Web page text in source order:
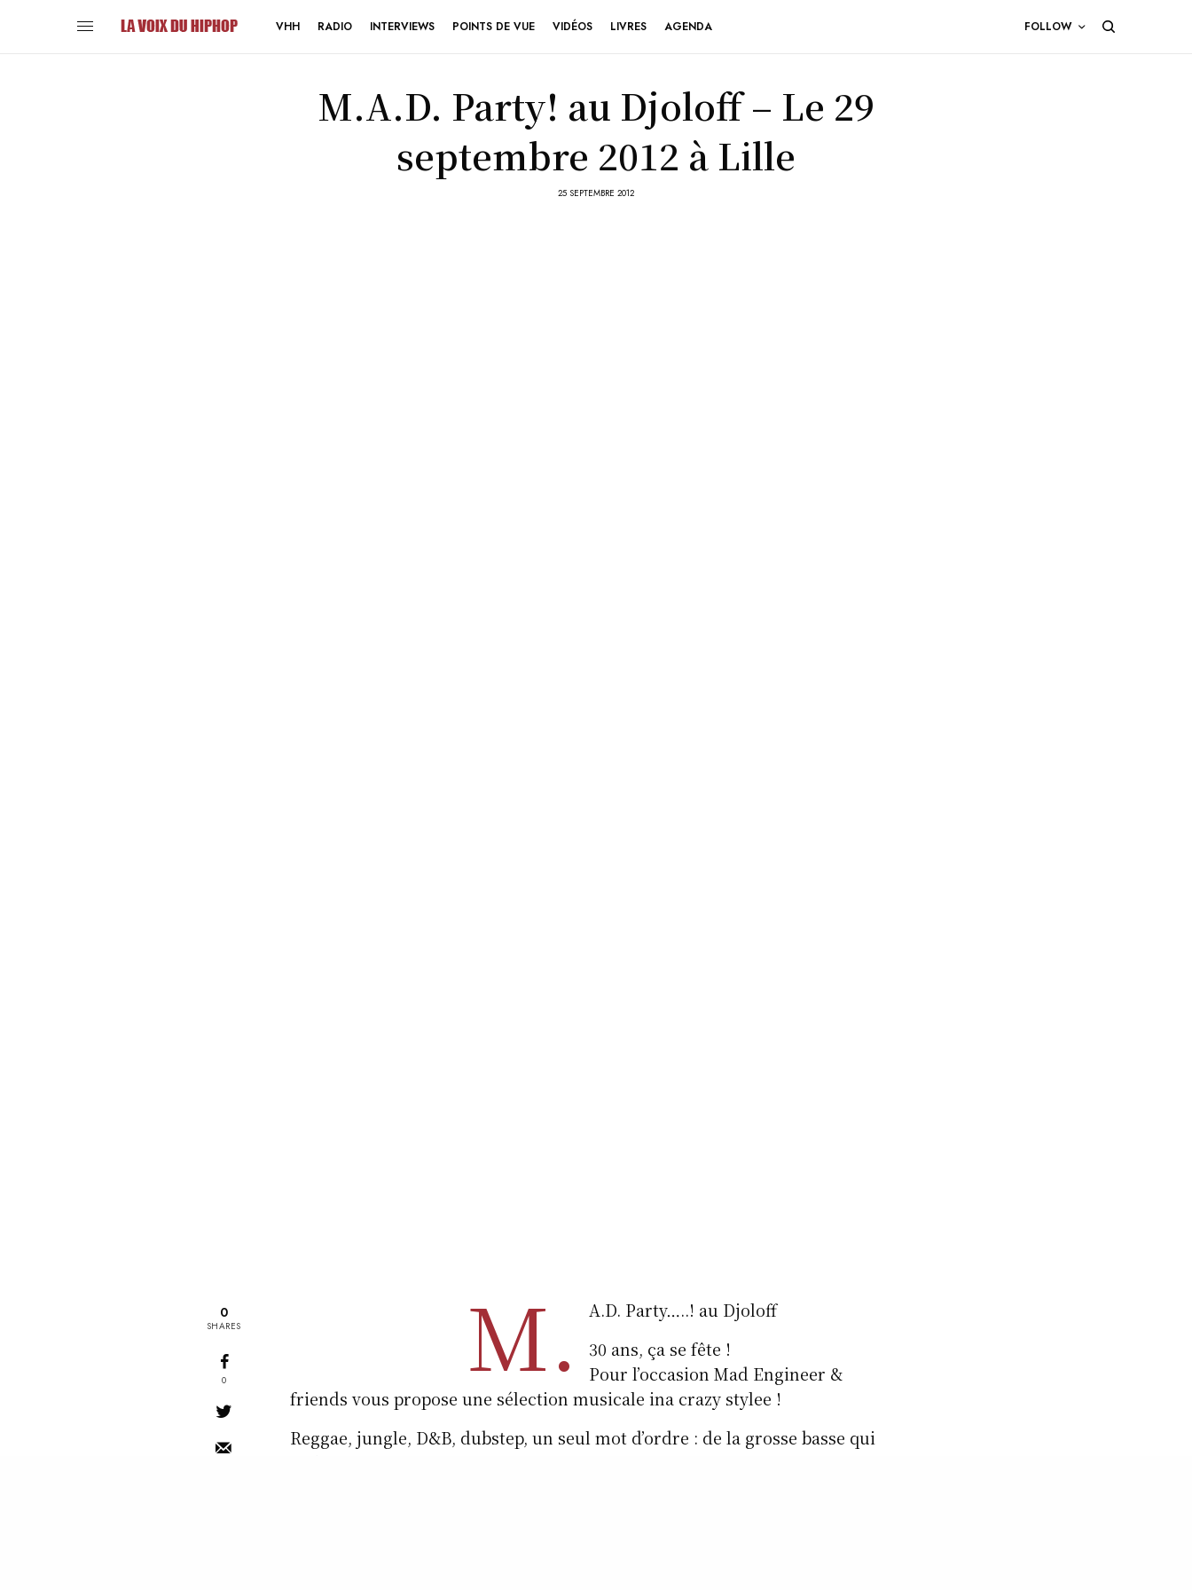
VHH RADIO INTERVIEWS POINTS DE VUE VIDÉOS LIVRES AGENDA FOLLOW
M.A.D. Party! au Djoloff – Le 29
septembre 2012 à Lille
25 SEPTEMBRE 2012
0
SHARES
0 M.
A.D. Party…..! au Djoloff
30 ans, ça se fête !
Pour l’occasion Mad Engineer &
friends vous propose une sélection musicale ina crazy stylee !
Reggae, jungle, D&B, dubstep, un seul mot d’ordre : de la grosse basse qui